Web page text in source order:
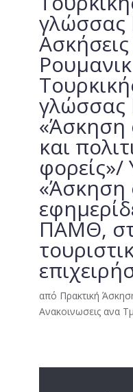
γλώσσας
γλώσσας
«Άσκηση
και
φορείς»/
«Άσκηση
ΠΑΜΘ,
από Πρακτική
Ανακοινωσεις ανα